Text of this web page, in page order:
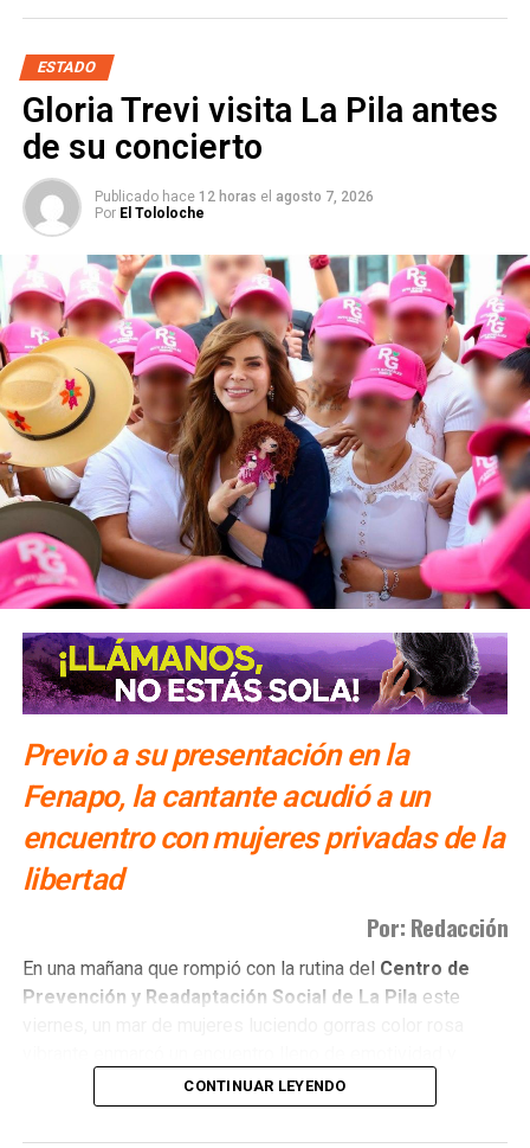
ESTADO
Gloria Trevi visita La Pila antes
de su concierto
Publicado hace 12 horas el agosto 7, 2026
Por El Tololoche
Previo a su presentación en la
Fenapo, la cantante acudió a un
encuentro con mujeres privadas de la
libertad
Por: Redacción
​En una mañana que rompió con la rutina del Centro de
Prevención y Readaptación Social de La Pila este
CONTINUAR LEYENDO